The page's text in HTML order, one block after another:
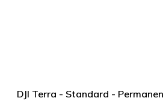
DJI Terra - Standard -